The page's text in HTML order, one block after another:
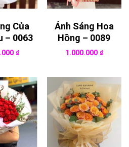
Của
– 0063
₫
Ánh Sáng Hoa
Hồng – 0089
1.000.000 ₫